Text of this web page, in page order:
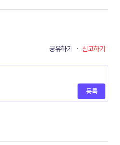
공유하기 · 신고하기
등록